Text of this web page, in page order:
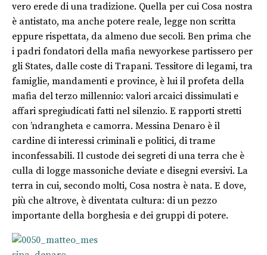
vero erede di una tradizione. Quella per cui Cosa nostra
è antistato, ma anche potere reale, legge non scritta
eppure rispettata, da almeno due secoli. Ben prima che
i padri fondatori della mafia newyorkese partissero per
gli States, dalle coste di Trapani. Tessitore di legami, tra
famiglie, mandamenti e province, è lui il profeta della
mafia del terzo millennio: valori arcaici dissimulati e
affari spregiudicati fatti nel silenzio. E rapporti stretti
con ’ndrangheta e camorra. Messina Denaro è il
cardine di interessi criminali e politici, di trame
inconfessabili. Il custode dei segreti di una terra che è
culla di logge massoniche deviate e disegni eversivi. La
terra in cui, secondo molti, Cosa nostra è nata. E dove,
più che altrove, è diventata cultura: di un pezzo
importante della borghesia e dei gruppi di potere.